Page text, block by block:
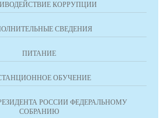
КОРРУПЦИИ
СВЕДЕНИЯ
ПИТАНИЕ
ОБУЧЕНИЕ
РОССИИ ФЕДЕРАЛЬНОМУ
СОБРАНИЮ